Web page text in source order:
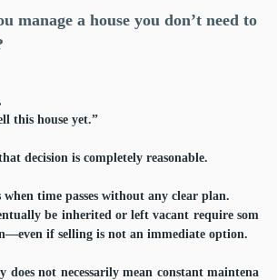
manage a house you don’t need to
this house yet.”
decision is completely reasonable.
when time passes without any clear plan.
be inherited or left vacant require som
if selling is not an immediate option.
does not necessarily mean constant maintena